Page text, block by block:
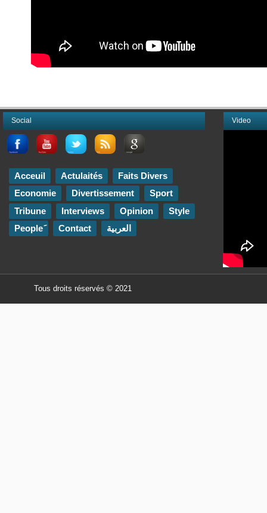
Video
Social
Acceuil Actulaités
Faits Divers
Economie
Divertissement
Sport
Tribune
Interviews Opinion
Style
Contact العربية
Tous droits réservés © 2021